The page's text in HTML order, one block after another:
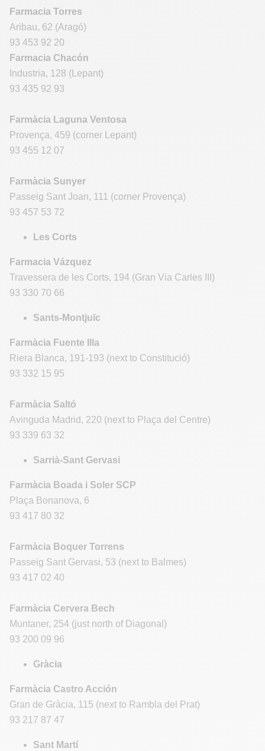
Farmacia Torres
Aribau, 62 (Aragó)
93 453 92 20
Farmacia Chacón
Industria, 128 (Lepant)
93 435 92 93
Farmàcia Laguna Ventosa
Provença, 459 (corner Lepant)
93 455 12 07
Farmàcia Sunyer
Passeig Sant Joan, 111 (corner Provença)
93 457 53 72
Les Corts
Farmacia Vázquez
Travessera de les Corts, 194 (Gran Via Carles III)
93 330 70 66
Sants-Montjuïc
Farmàcia Fuente Illa
Riera Blanca, 191-193 (next to Constitució)
93 332 15 95
Farmàcia Saltó
Avinguda Madrid, 220 (next to Plaça del Centre)
93 339 63 32
Sarrià-Sant Gervasi
Farmàcia Boada i Soler SCP
Plaça Bonanova, 6
93 417 80 32
Farmàcia Boquer Torrens
Passeig Sant Gervasi, 53 (next to Balmes)
93 417 02 40
Farmàcia Cervera Bech
Muntaner, 254 (just north of Diagonal)
93 200 09 96
Gràcia
Farmàcia Castro Acción
Gran de Gràcia, 115 (next to Rambla del Prat)
93 217 87 47
Sant Martí